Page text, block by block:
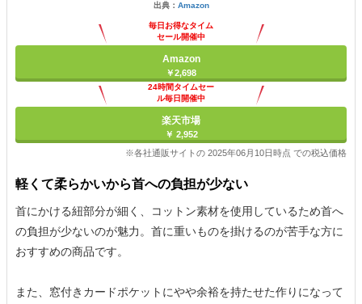
出典： Amazon
毎日お得なタイム
セール開催中
Amazon
￥2,698
24時間タイムセー
ル毎日開催中
楽天市場
￥ 2,952
※各社通販サイトの 2025年06月10日時点 での税込価格
軽くて柔らかいから首への負担が少ない
首にかける紐部分が細く、コットン素材を使用しているため首へ
の負担が少ないのが魅力。首に重いものを掛けるのが苦手な方に
おすすめの商品です。
また、窓付きカードポケットにやや余裕を持たせた作りになって